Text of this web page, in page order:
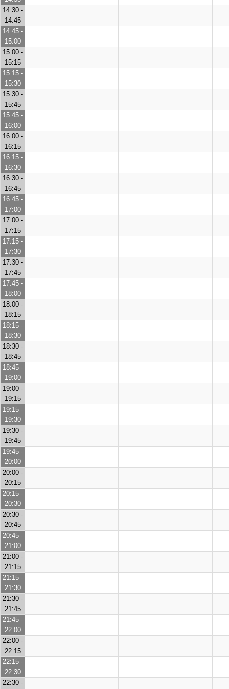
14:30 -
14:45
14:45 -
15:00
15:00 -
15:15
15:15 -
15:30
15:30 -
15:45
15:45 -
16:00
16:00 -
16:15
16:15 -
16:30
16:30 -
16:45
16:45 -
17:00
17:00 -
17:15
17:15 -
17:30
17:30 -
17:45
17:45 -
18:00
18:00 -
18:15
18:15 -
18:30
18:30 -
18:45
18:45 -
19:00
19:00 -
19:15
19:15 -
19:30
19:30 -
19:45
19:45 -
20:00
20:00 -
20:15
20:15 -
20:30
20:30 -
20:45
20:45 -
21:00
21:00 -
21:15
21:15 -
21:30
21:30 -
21:45
21:45 -
22:00
22:00 -
22:15
22:15 -
22:30
22:30 -